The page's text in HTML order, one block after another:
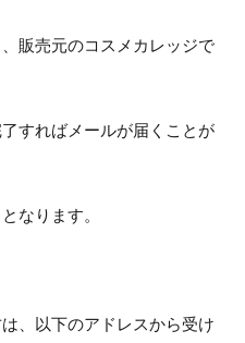
販売元のコスメカレッジで
すればメールが届くことが
なります。
、以下のアドレスから受け